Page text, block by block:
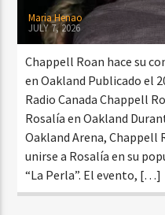
Maria Henao
JULY 7, 2026
Chappell Roan hace su
en Oakland Publicado el
Radio Canada Chappell
Rosalía en Oakland
Oakland Arena, Chappell
unirse a Rosalía en su
“La Perla”. El evento, […]